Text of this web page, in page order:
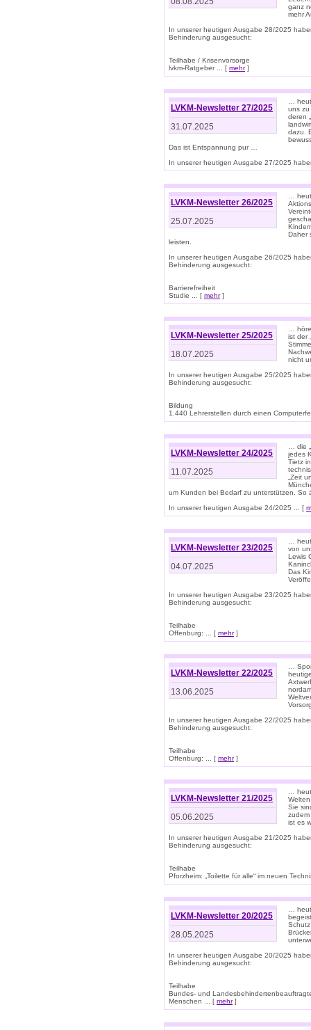
ganz
mehr
In unserer heutigen Ausgabe 28/2025
Behinderung ausgesucht:
Teilhabe / Krisenvorsorge
lvkm-Ratgeber ... [ mehr]
LVKM-Newsletter 27/2025
31.07.2025
…
uns zu
deren
dazu.
Das ist Entspannung pur …
In unserer heutigen Ausgabe 27/2025
LVKM-Newsletter 26/2025
25.07.2025
…
Daher
leisten.
In unserer heutigen Ausgabe 26/2025
Behinderung ausgesucht:
Barrierefreiheit
Studie ... [ mehr]
LVKM-Newsletter 25/2025
18.07.2025
…
ist der
nicht
In unserer heutigen Ausgabe 25/2025
Behinderung ausgesucht:
Bildung
1.440 Lehrerstellen durch einen
LVKM-Newsletter 24/2025
11.07.2025
… die
jedes
Tietz
„Zeit
um Kunden bei Bedarf zu unterstützen.
In unserer heutigen Ausgabe 24/2025 ... [
LVKM-Newsletter 23/2025
04.07.2025
…
von
Lewis
Das
In unserer heutigen Ausgabe 23/2025
Behinderung ausgesucht:
Teilhabe
Offenburg: ... [ mehr]
LVKM-Newsletter 22/2025
13.06.2025
…
In unserer heutigen Ausgabe 22/2025
Behinderung ausgesucht:
Teilhabe
Offenburg: ... [ mehr]
LVKM-Newsletter 21/2025
05.06.2025
…
Sie
ist es
In unserer heutigen Ausgabe 21/2025
Behinderung ausgesucht:
Teilhabe
Pforzheim: „Toilette für alle“ im neuen
LVKM-Newsletter 20/2025
28.05.2025
…
In unserer heutigen Ausgabe 20/2025
Behinderung ausgesucht:
Teilhabe
Bundes- und
Menschen ... [ mehr]